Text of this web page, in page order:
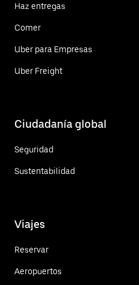
Haz entregas
Comer
Uber para Empresas
Uber Freight
Ciudadanía global
Seguridad
Sustentabilidad
Viajes
Reservar
Aeropuertos